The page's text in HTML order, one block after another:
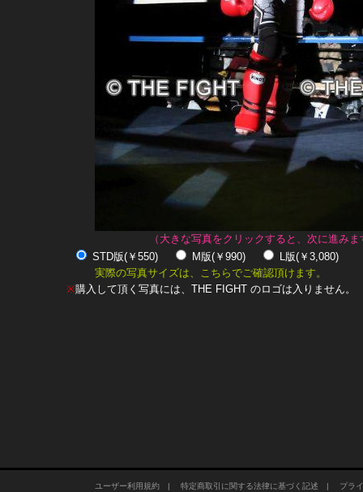
（大きな写真をクリックすると、次に進みま
STD版(￥550)
M版(￥990)
L版(￥3,080)
実際の写真サイズは、こちらでご確認頂けます。
※購入して頂く写真には、THE FIGHT のロゴは入りません。
ユーザー利用規約| 特定商取引に関する法律に基づく記述 | プラ